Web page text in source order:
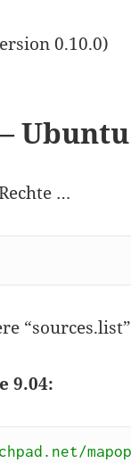
0.10.0)
…
9.04: